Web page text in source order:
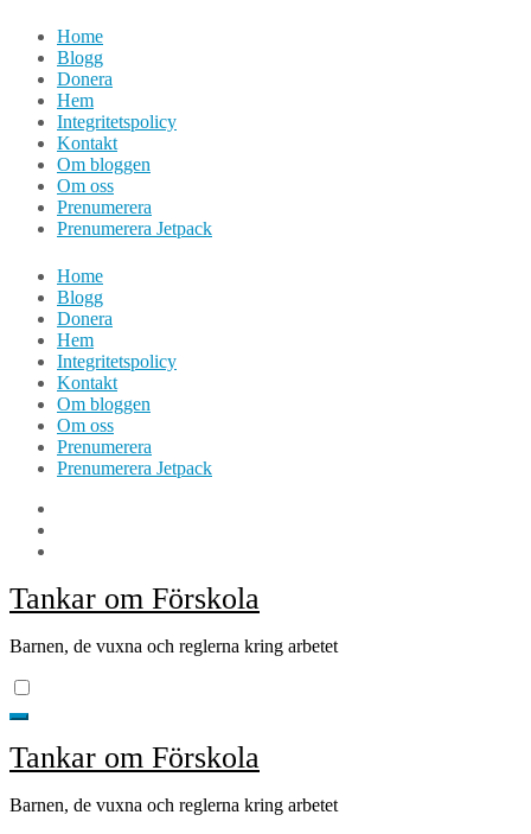
Hoppa
innehåll
Home
Blogg
Donera
Hem
Integritetspolicy
Kontakt
Om bloggen
Om oss
Prenumerera
Prenumerera Jetpack
Home
Blogg
Donera
Hem
Integritetspolicy
Kontakt
Om bloggen
Om oss
Prenumerera
Prenumerera Jetpack
Tankar om Förskola
Barnen, de vuxna och reglerna kring arbetet
Tankar om Förskola
Barnen, de vuxna och reglerna kring arbetet